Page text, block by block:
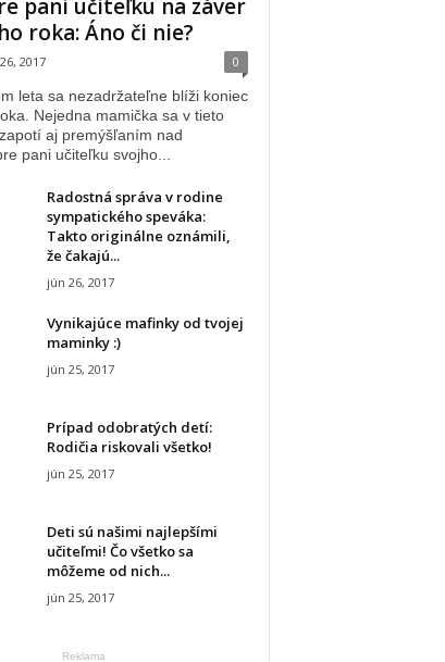
pani učiteľku na záver
roka: Áno či nie?
2017 0
leta sa nezadržateľne blíži koniec
Nejedna mamička sa v tieto
aj premýšľaním nad
pani učiteľku svojho...
Radostná správa v rodine
sympatického speváka:
Takto originálne oznámili,
že čakajú...
jún 26, 2017
Vynikajúce mafinky od tvojej
maminky :)
jún 25, 2017
Prípad odobratých detí:
Rodičia riskovali všetko!
jún 25, 2017
Deti sú našimi najlepšími
učiteľmi! Čo všetko sa
môžeme od nich...
jún 25, 2017
Reklama